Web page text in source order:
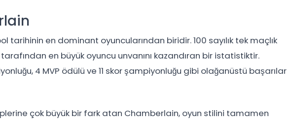
tarihinin en dominant oyuncularından biridir. 100 sayılık tek maçlık
en büyük oyuncu unvanını kazandıran bir istatistiktir.
4 MVP ödülü ve 11 skor şampiyonluğu gibi olağanüstü başarılar
çok büyük bir fark atan Chamberlain, oyun stilini tamamen